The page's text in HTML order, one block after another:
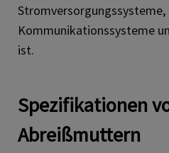
Stromversorgungssysteme,
Kommunikationssysteme
ist.
Spezifikationen
Abreißmuttern